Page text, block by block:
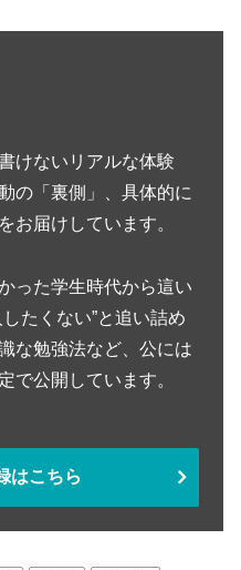
けないリアルな体験
の「裏側」、具体的に
お届けしています。
った学生時代から這い
たくない”と追い詰め
な勉強法など、公には
で公開しています。
はこちら